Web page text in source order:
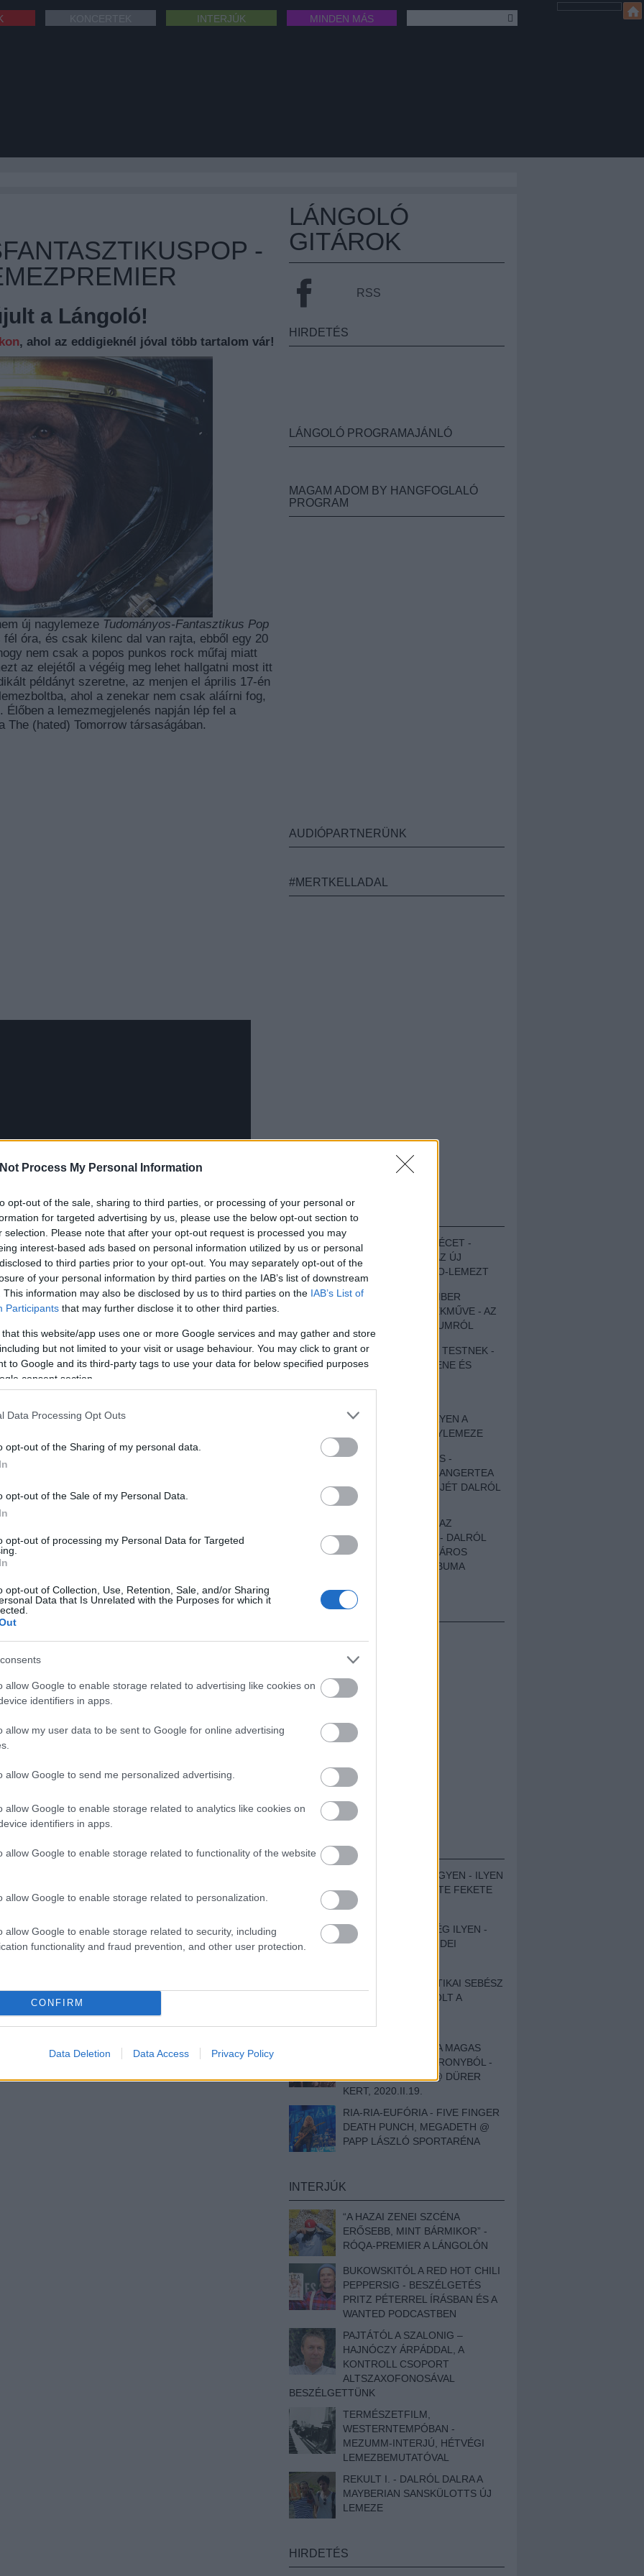
Process My Personal Information
opt-out of the sale, sharing to third parties, or processing of your personal or
for targeted advertising by us, please use the below opt-out section to
selection. Please note that after your opt-out request is processed you may
interest-based ads based on personal information utilized by us or personal
to third parties prior to your opt-out. You may separately opt-out of the
of your personal information by third parties on the IAB’s list of downstream
This information may also be disclosed by us to third parties on the IAB’s List of
Participants that may further disclose it to other third parties.
that this website/app uses one or more Google services and may gather and store
but not limited to your visit or usage behaviour. You may click to grant or
to Google and its third-party tags to use your data for below specified purposes
consent section.
Data Processing Opt Outs
opt-out of the Sharing of my personal data.
opt-out of the Sale of my Personal Data.
opt-out of processing my Personal Data for Targeted
opt-out of Collection, Use, Retention, Sale, and/or Sharing
Data that Is Unrelated with the Purposes for which it
allow Google to enable storage related to advertising like cookies on
identifiers in apps.
allow my user data to be sent to Google for online advertising
allow Google to send me personalized advertising.
allow Google to enable storage related to analytics like cookies on
identifiers in apps.
allow Google to enable storage related to functionality of the website
allow Google to enable storage related to personalization.
allow Google to enable storage related to security, including
functionality and fraud prevention, and other user protection.
CONFIRM
Data Deletion Data Access Privacy Policy
INTERJÚK MINDEN MÁS
-
a Lángoló!
, ahol az eddigieknél jóval több tartalom vár!
új nagylemeze Tudományos-Fantasztikus Pop
óra, és csak kilenc dal van rajta, ebből egy 20
nem csak a popos punkos rock műfaj miatt
az elejétől a végéig meg lehet hallgatni most itt
példányt szeretne, az menjen el április 17-én
ahol a zenekar nem csak aláírni fog,
a lemezmegjelenés napján lép fel a
The (hated) Tomorrow társaságában.
a
be az őszi
koncertek előtt a
OliverFromEarth-
től
Hungary
Konferencia
feltételekbenés azadatvédelmi tájékoztatóban .
LÁNGOLÓ
GITÁROK
RSS
HIRDETÉS
LÁNGOLÓ PROGRAMAJÁNLÓ
MAGAM ADOM BY HANGFOGLALÓ
PROGRAM
AUDIÓPARTNERÜNK
#MERTKELLADAL
EZT HALLGASD!
MEGUGROTTÁK A LÉCET -
MEGHALLGATTUK AZ ÚJ
PROTEST THE HERO-LEMEZT
EGY DÜHÖS VÉNEMBER
UNIVERZÁLIS REMEKMŰVE - AZ
ÚJ BOB DYLAN-ALBUMRÓL
ZENE LÉLEKNEK ÉS TESTNEK -
AUTENTIKUS NÉPZENE ÉS
SZOMORKODÁS - ILYEN A
KATATONIA ÚJ NAGYLEMEZE
CROCODILE NERVES -
HALLGASD MEG AZ ANGERTEA
MA MEGJELENT EP-JÉT DALRÓL
DALRA!
A FELELŐSSÉGTŐL AZ
ELLOPOTT FÖLDIG - DALRÓL
DALRA A KÉPZELT VÁROS
SAMIZDAT CÍMŰ ALBUMA
HIRDETÉS
BESZÁMOLÓK
ZENÉS TÁBOR A HEGYEN - ILYEN
VOLT A VÍRUS SZÜLTE FEKETE
ZAJ FESZTIVÁL
SOHA NEM VOLT MÉG ILYEN -
BESZÁMOLÓNK AZ IDEI
EGY HALLÁSPLASZTIKAI SEBÉSZ
NAPLÓJA - ILYEN VOLT A
DOKUMENTUMFILM
MÉLY FÉRFIBÁNAT A MAGAS
ELEFÁNTCSONTTORONYBÓL -
LEPROUS, KLONE @ DÜRER
KERT, 2020.II.19.
RIA-RIA-EUFÓRIA - FIVE FINGER
DEATH PUNCH, MEGADETH @
PAPP LÁSZLÓ SPORTARÉNA
INTERJÚK
“A HAZAI ZENEI SZCÉNA
ERŐSEBB, MINT BÁRMIKOR” -
RÓQA-PREMIER A LÁNGOLÓN
BUKOWSKITÓL A RED HOT CHILI
PEPPERSIG - BESZÉLGETÉS
PRITZ PÉTERREL ÍRÁSBAN ÉS A
WANTED PODCASTBEN
PAJTÁTÓL A SZALONIG –
HAJNÓCZY ÁRPÁDDAL, A
KONTROLL CSOPORT
ALTSZAXOFONOSÁVAL
BESZÉLGETTÜNK
TERMÉSZETFILM,
WESTERNTEMPÓBAN -
MEZUMM-INTERJÚ, HÉTVÉGI
LEMEZBEMUTATÓVAL
REKULT I. - DALRÓL DALRA A
MAYBERIAN SANSKÜLOTTS ÚJ
LEMEZE
HIRDETÉS